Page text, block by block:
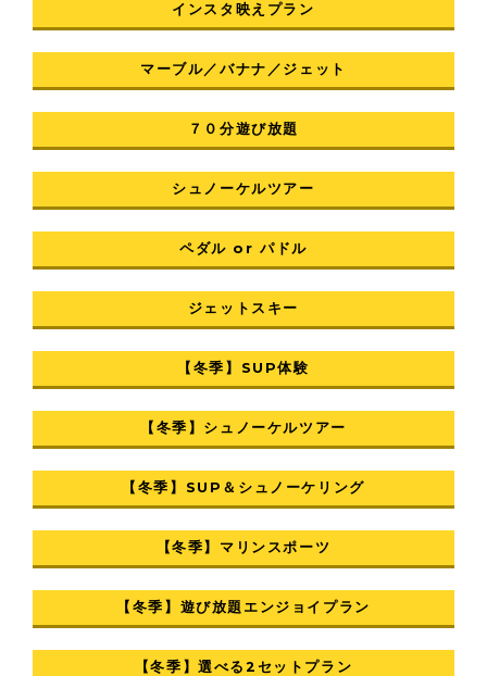
インスタ映えプラン
マーブル／バナナ／ジェット
７０分遊び放題
シュノーケルツアー
ペダル or パドル
ジェットスキー
【冬季】SUP体験
【冬季】シュノーケルツアー
【冬季】SUP＆シュノーケリング
【冬季】マリンスポーツ
【冬季】遊び放題エンジョイプラン
【冬季】選べる2セットプラン